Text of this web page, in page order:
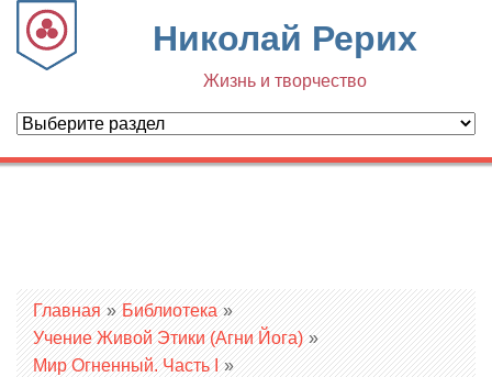
Николай Рерих
Жизнь и творчество
Вы здесь
Главная » Библиотека »
Учение Живой Этики (Агни Йога) »
Мир Огненный. Часть I »